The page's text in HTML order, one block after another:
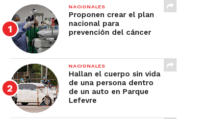
NACIONALES
Proponen crear el plan
nacional para
prevención del cáncer
NACIONALES
Hallan el cuerpo sin vida
de una persona dentro
de un auto en Parque
Lefevre